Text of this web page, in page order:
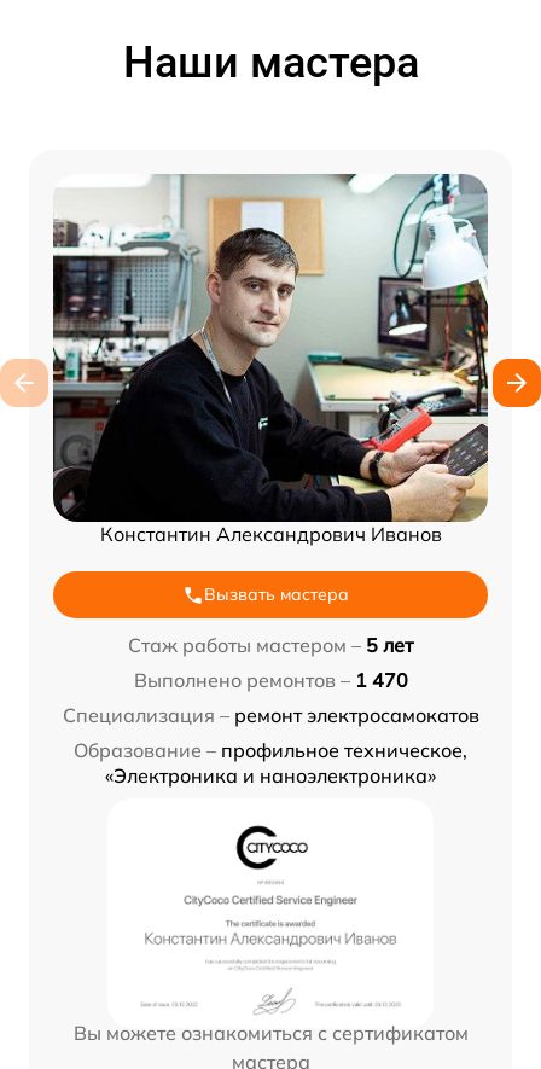
Наши мастера
Константин Александрович Иванов
Вызвать мастера
Стаж работы мастером – 5 лет
Выполнено ремонтов – 1 470
Специализация – ремонт электросамокатов
Образование – профильное техническое,
«Электроника и наноэлектроника»
Вы можете ознакомиться с сертификатом
мастера